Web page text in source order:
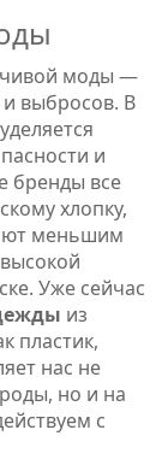
моды —
выбросов. В
и
бренды все
хлопку,
меньшим
Уже сейчас
из
пластик,
нас не
но и на
с